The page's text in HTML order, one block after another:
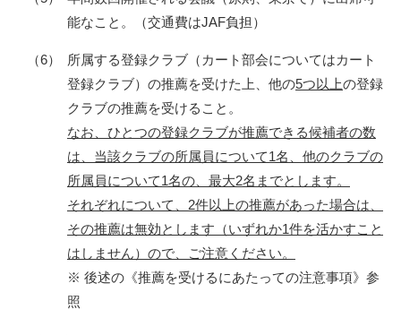
能なこと。（交通費はJAF負担）
（6）
所属する登録クラブ（カート部会についてはカート
登録クラブ）の推薦を受けた上、他の5つ以上の登録
クラブの推薦を受けること。
なお、ひとつの登録クラブが推薦できる候補者の数
は、当該クラブの所属員について1名、他のクラブの
所属員について1名の、最大2名までとします。
それぞれについて、2件以上の推薦があった場合は、
その推薦は無効とします（いずれか1件を活かすこと
はしません）ので、ご注意ください。
※ 後述の《推薦を受けるにあたっての注意事項》参
照